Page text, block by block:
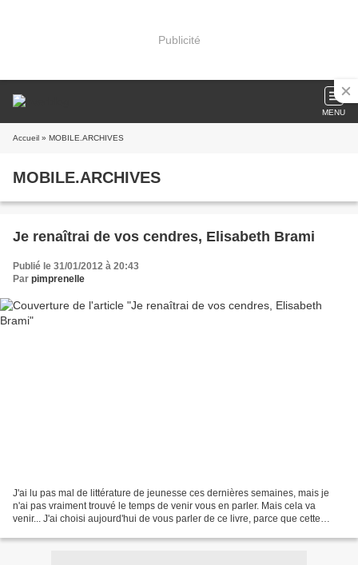
Publicité
MENU
Accueil » MOBILE.ARCHIVES
MOBILE.ARCHIVES
Je renaîtrai de vos cendres, Elisabeth Brami
Publié le 31/01/2012 à 20:43
Par pimprenelle
J'ai lu pas mal de littérature de jeunesse ces dernières semaines, mais je
n'ai pas vraiment trouvé le temps de venir vous en parler. Mais cela va
venir... J'ai choisi aujourd'hui de vous parler de ce livre, parce que cette